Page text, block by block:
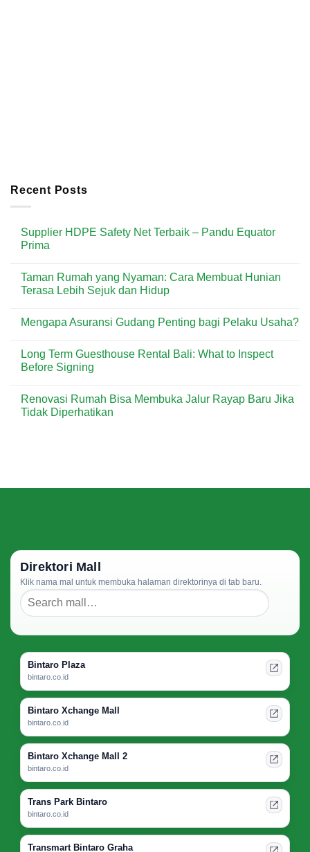
Recent Posts
Supplier HDPE Safety Net Terbaik – Pandu Equator
Prima
on
Supplier
HDPE
Terbaik
Equator
Prima
Taman Rumah yang Nyaman: Cara Membuat Hunian
Terasa Lebih Sejuk dan Hidup
on
yang
Nyaman:
Cara
Terasa
Lebih
Sejuk
Mengapa Asuransi Gudang Penting bagi Pelaku Usaha?
on
Mengapa
Asuransi
bagi
Pelaku
Usaha?
Long Term Guesthouse Rental Bali: What to Inspect
Before Signing
on
Long
Term
Signing
Renovasi Rumah Bisa Membuka Jalur Rayap Baru Jika
Tidak Diperhatikan
Jalur
Direktori Mall
Klik nama mal untuk membuka halaman direktorinya di tab baru.
Bintaro Plaza
bintaro.co.id
Bintaro Xchange Mall
bintaro.co.id
Bintaro Xchange Mall 2
bintaro.co.id
Trans Park Bintaro
bintaro.co.id
Transmart Bintaro Graha